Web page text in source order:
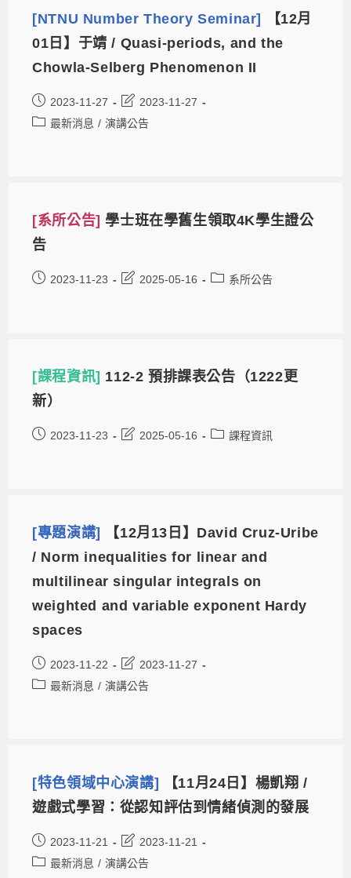
[NTNU Number Theory Seminar]
【12月
01日】于靖 / Quasi-periods, and the
Chowla-Selberg Phenomenon II
2023-11-27
2023-11-27
最新消息 / 演講公告
[系所公告] 學士班在學舊生領取4K學生證公
告
2023-11-23 2025-05-16 系所公告
[課程資訊] 112-2 預排課表公告（1222更
新）
2023-11-23 2025-05-16 課程資訊
[專題演講]
【12月13日】David Cruz-Uribe
/ Norm inequalities for linear and
multilinear singular integrals on
weighted and variable exponent Hardy
spaces
2023-11-22
2023-11-27
最新消息 / 演講公告
[特色領域中心演講]
【11月24日】楊凱翔 /
遊戲式學習：從認知評估到情緒偵測的發展
2023-11-21
2023-11-21
最新消息 / 演講公告